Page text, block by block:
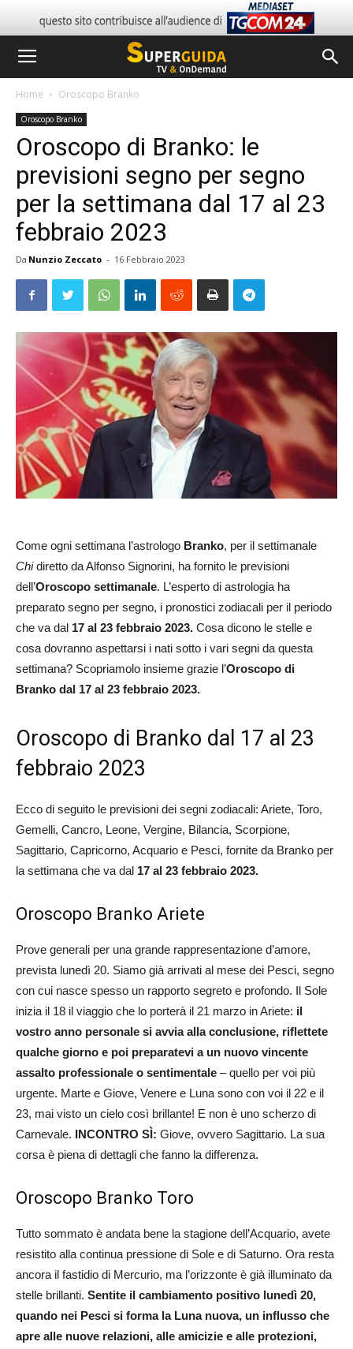
Home Oroscopo Branko
Oroscopo Branko
Oroscopo di Branko: le
previsioni segno per segno
per la settimana dal 17 al 23
febbraio 2023
Da Nunzio Zeccato - 16 Febbraio 2023
Come ogni settimana l’astrologo Branko, per il settimanale
Chidiretto da Alfonso Signorini, ha fornito le previsioni
dell’Oroscopo settimanale. L’esperto di astrologia ha
preparato segno per segno, i pronostici zodiacali per il periodo
che va dal 17 al 23 febbraio 2023. Cosa dicono le stelle e
cosa dovranno aspettarsi i nati sotto i vari segni da questa
settimana? Scopriamolo insieme grazie l’Oroscopo di
Branko dal 17 al 23 febbraio 2023.
Oroscopo di Branko dal 17 al 23
febbraio 2023
Ecco di seguito le previsioni dei segni zodiacali: Ariete, Toro,
Gemelli, Cancro, Leone, Vergine, Bilancia, Scorpione,
Sagittario, Capricorno, Acquario e Pesci, fornite da Branko per
la settimana che va dal 17 al 23 febbraio 2023.
Oroscopo Branko Ariete
Prove generali per una grande rappresentazione d’amore,
prevista lunedì 20. Siamo già arrivati al mese dei Pesci, segno
con cui nasce spesso un rapporto segreto e profondo. Il Sole
inizia il 18 il viaggio che lo porterà il 21 marzo in Ariete: il
vostro anno personale si avvia alla conclusione, riflettete
qualche giorno e poi preparatevi a un nuovo vincente
assalto professionale o sentimentale – quello per voi più
urgente. Marte e Giove, Venere e Luna sono con voi il 22 e il
23, mai visto un cielo così brillante! E non è uno scherzo di
Carnevale. INCONTRO SÌ: Giove, ovvero Sagittario. La sua
corsa è piena di dettagli che fanno la differenza.
Oroscopo Branko Toro
Tutto sommato è andata bene la stagione dell’Acquario, avete
resistito alla continua pressione di Sole e di Saturno. Ora resta
ancora il fastidio di Mercurio, ma l’orizzonte è già illuminato da
stelle brillanti. Sentite il cambiamento positivo lunedì 20,
quando nei Pesci si forma la Luna nuova, un influsso che
apre alle nuove relazioni, alle amicizie e alle protezioni,